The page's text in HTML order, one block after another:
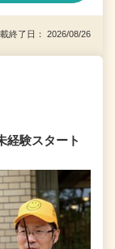
終了日： 2026/08/26
経験スタート